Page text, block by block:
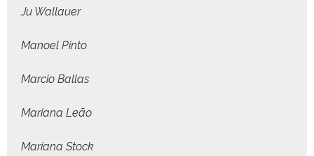
Ju Wal­lauer
Manoel Pin­to
Mar­cio Ballas
Mar­i­ana Leão
Mar­i­ana Stock